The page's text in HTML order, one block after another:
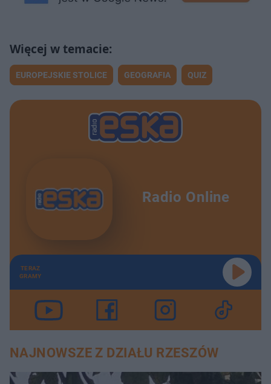
EUROPEJSKIE STOLICE GEOGRAFIA QUIZ
Radio Online
TERAZ
GRAMY
NAJNOWSZE Z DZIAŁU RZESZÓW